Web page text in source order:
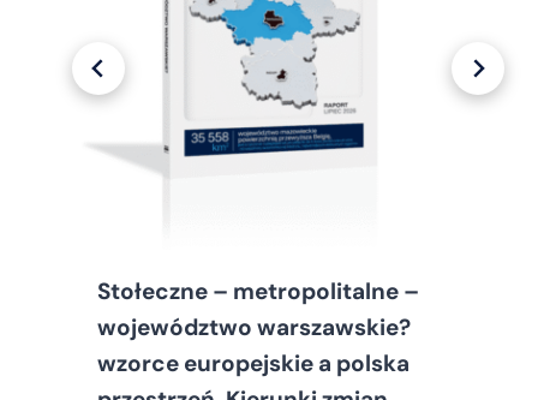
Stołeczne – metropolitalne –
województwo warszawskie?
wzorce europejskie a polska